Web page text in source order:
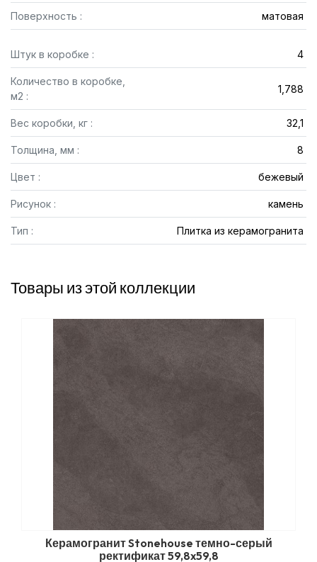
Поверхность : матовая
Штук в коробке : 4
Количество в коробке,
м2 :
1,788
Вес коробки, кг : 32,1
Толщина, мм : 8
Цвет : бежевый
Рисунок : камень
Тип : Плитка из керамогранита
Товары из этой коллекции
Керамогранит Stonehouse темно-серый
ректификат 59,8x59,8